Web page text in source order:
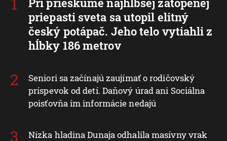
priepasti sveta sa utopil elitný
český potápač. Jeho telo vytiahli z
hĺbky 186 metrov
Seniori sa začínajú zaujímať o rodičovský
príspevok od detí. Daňový úrad ani Sociálna
poisťovňa im informácie nedajú
Nízka hladina Dunaja odhalila masívny vrak